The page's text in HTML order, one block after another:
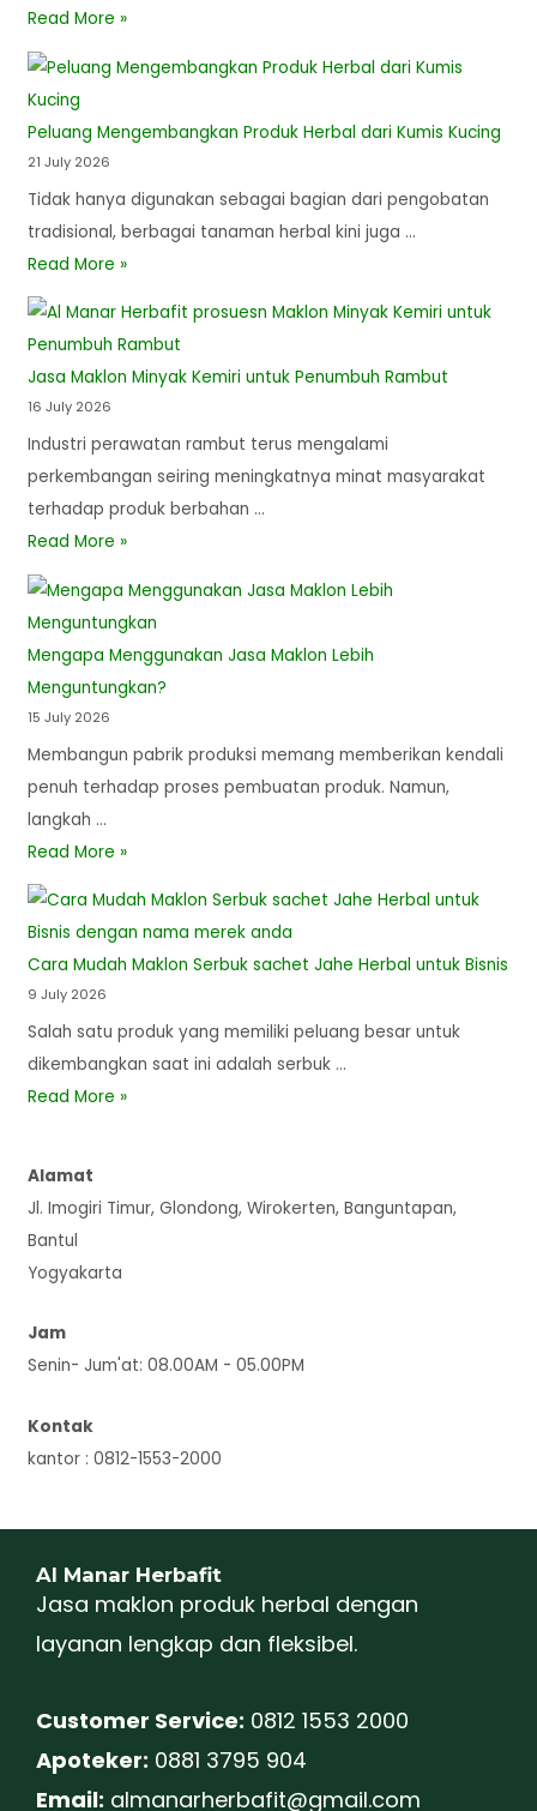
Read More »
Peluang Mengembangkan Produk Herbal dari Kumis Kucing
21 July 2026
Tidak hanya digunakan sebagai bagian dari pengobatan
tradisional, berbagai tanaman herbal kini juga …
Read More »
Jasa Maklon Minyak Kemiri untuk Penumbuh Rambut
16 July 2026
Industri perawatan rambut terus mengalami
perkembangan seiring meningkatnya minat masyarakat
terhadap produk berbahan …
Read More »
Mengapa Menggunakan Jasa Maklon Lebih
Menguntungkan?
15 July 2026
Membangun pabrik produksi memang memberikan kendali
penuh terhadap proses pembuatan produk. Namun,
langkah …
Read More »
Cara Mudah Maklon Serbuk sachet Jahe Herbal untuk Bisnis
9 July 2026
Salah satu produk yang memiliki peluang besar untuk
dikembangkan saat ini adalah serbuk …
Read More »
Alamat
Jl. Imogiri Timur, Glondong, Wirokerten, Banguntapan,
Bantul
Yogyakarta
Jam
Senin- Jum'at: 08.00AM - 05.00PM
Kontak
kantor : 0812-1553-2000
Al Manar Herbafit
Jasa maklon produk herbal dengan
layanan lengkap dan fleksibel.
Customer Service: 0812 1553 2000
Apoteker: 0881 3795 904
Email: almanarherbafit@gmail.com